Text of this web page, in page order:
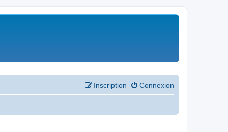
Connexion
Inscription